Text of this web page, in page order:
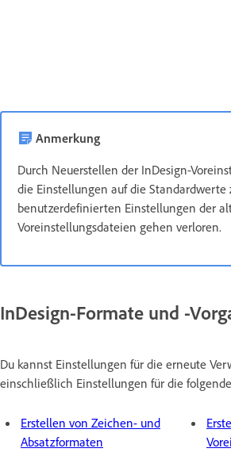
Anmerkung
Durch Neuerstellen der InDesign-
die Einstellungen auf die Standardwerte
benutzerdefinierten Einstellungen der
Voreinstellungsdateien gehen verloren.
InDesign-Formate und -
Du kannst Einstellungen für die erneute
einschließlich Einstellungen für die
Erstellen von Zeichen- und
Absatzformaten